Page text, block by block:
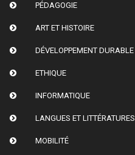
PÉDAGOGIE
ART ET HISTOIRE
DÉVELOPPEMENT DURABLE
ETHIQUE
INFORMATIQUE
LANGUES ET LITTÉRATURES
MOBILITÉ